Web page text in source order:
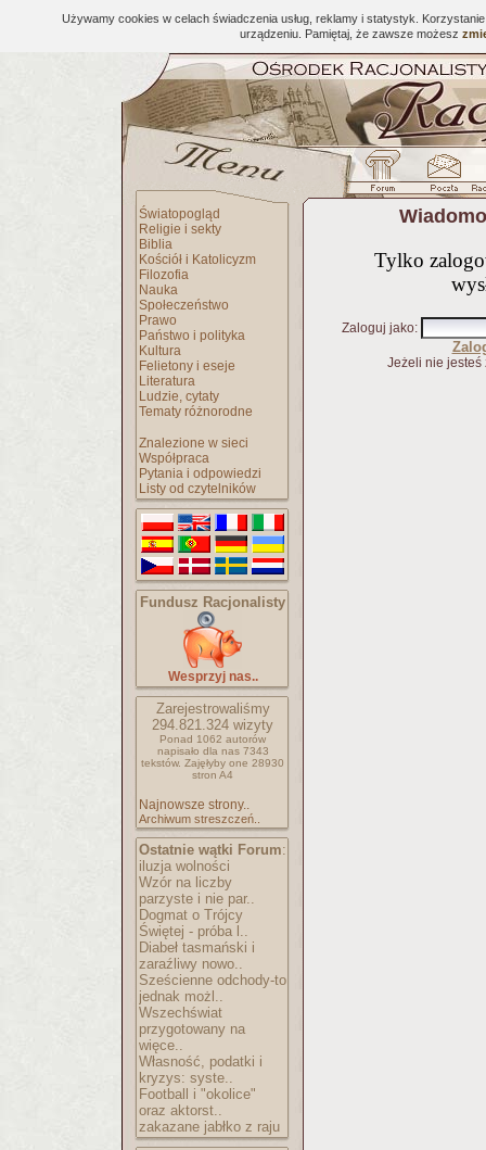
Używamy cookies w celach świadczenia usług, reklamy i statystyk.
urządzeniu. Pamiętaj, że zawsze możesz
Światopogląd
Religie i sekty
Biblia
Kościół i Katolicyzm
Filozofia
Nauka
Społeczeństwo
Prawo
Państwo i polityka
Kultura
Felietony i eseje
Literatura
Ludzie, cytaty
Tematy różnorodne
Znalezione w sieci
Współpraca
Pytania i odpowiedzi
Listy od czytelników
Fundusz Racjonalisty
Wesprzyj nas..
Zarejestrowaliśmy
294.821.324 wizyty
Ponad 1062 autorów
napisało dla nas 7343
tekstów. Zajęłyby one 28930
stron A4
Najnowsze strony..
Archiwum streszczeń..
Ostatnie wątki Forum:
iluzja wolności
Wzór na liczby
parzyste i nie par..
Dogmat o Trójcy
Świętej - próba l..
Diabeł tasmański i
zaraźliwy nowo..
Sześcienne odchody-to
jednak możl..
Wszechświat
przygotowany na
więce..
Własność, podatki i
kryzys: syste..
Football i "okolice"
oraz aktorst..
zakazane jabłko z raju
Tylko
Zaloguj jako:
Jeżeli nie